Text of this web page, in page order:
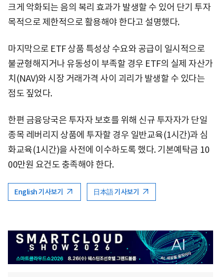
크게 악화되는 음의 복리 효과가 발생할 수 있어 단기 투자
목적으로 제한적으로 활용해야 한다고 설명했다.
마지막으로 ETF 상품 특성상 수요와 공급이 일시적으로
불균형해지거나 유동성이 부족할 경우 ETF의 실제 자산가
치(NAV)와 시장 거래가격 사이 괴리가 발생할 수 있다는
점도 짚었다.
한편 금융당국은 투자자 보호를 위해 신규 투자자가 단일
종목 레버리지 상품에 투자할 경우 일반교육(1시간)과 심
화교육(1시간)을 사전에 이수하도록 했다. 기본예탁금 10
00만원 요건도 충족해야 한다.
English 기사보기 日本語 기사보기